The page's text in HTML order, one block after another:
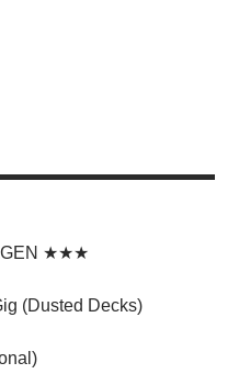
★★★
(Dusted Decks)